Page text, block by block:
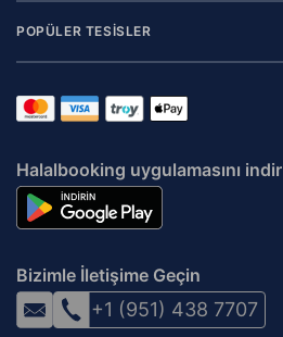
POPÜLER TESİSLER
Halalbooking uygulamasını indir
Bizimle İletişime Geçin
+1 (951) 438 7707